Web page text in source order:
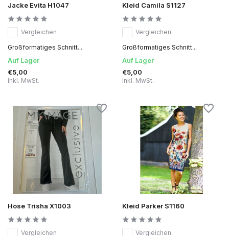
Jacke Evita H1047
Vergleichen
Großformatiges Schnitt...
Auf Lager
€5,00
Inkl. MwSt.
Kleid Camila S1127
Vergleichen
Großformatiges Schnitt...
Auf Lager
€5,00
Inkl. MwSt.
Hose Trisha X1003
Vergleichen
Kleid Parker S1160
Vergleichen